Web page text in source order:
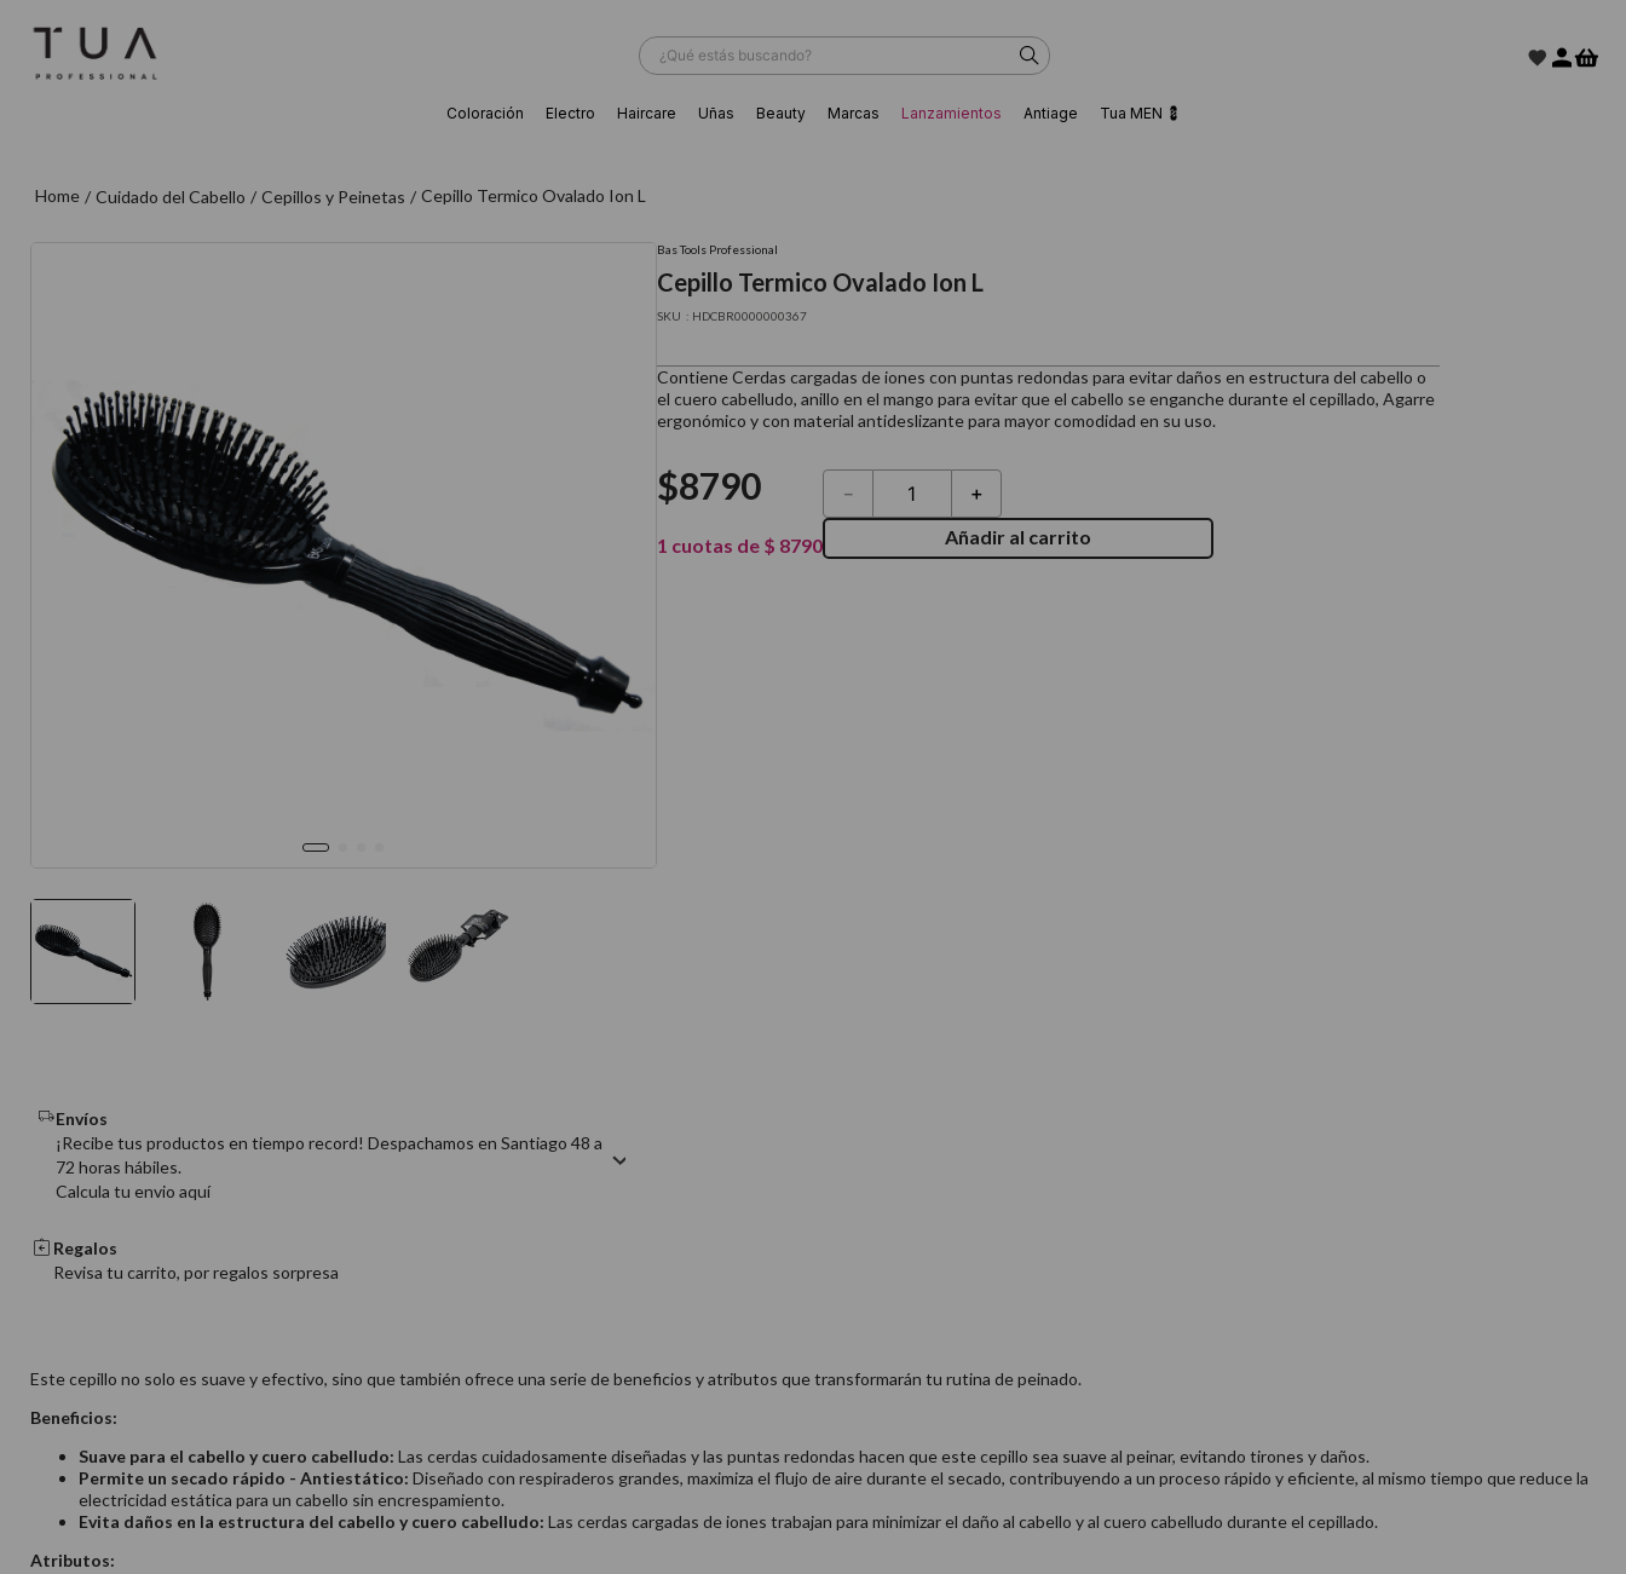
¿Qué estás buscando?
Coloración Electro Haircare Uñas Beauty Marcas Lanzamientos Antiage Tua MEN 💈
Cuidado del Cabello Cepillos y Peinetas Cepillo Termico Ovalado Ion L
Envíos
¡Recibe tus productos en tiempo record! Despachamos en Santiago 48 a
72 horas hábiles.
Calcula tu envio aquí
Regalos
Revisa tu carrito, por regalos sorpresa
Bas Tools Professional
Cepillo Termico Ovalado Ion L
: HDCBR0000000367
Contiene Cerdas cargadas de iones con puntas redondas para evitar daños en estructura del cabello o
el cuero cabelludo, anillo en el mango para evitar que el cabello se enganche durante el cepillado, Agarre
ergonómico y con material antideslizante para mayor comodidad en su uso.
$8790
1 cuotas de $ 8790
＋
－
Añadir al carrito
Este cepillo no solo es suave y efectivo, sino que también ofrece una serie de beneficios y atributos que transformarán tu rutina de peinado.
Beneficios:
Suave para el cabello y cuero cabelludo: Las cerdas cuidadosamente diseñadas y las puntas redondas hacen que este cepillo sea suave al peinar, evitando tirones y daños.
Permite un secado rápido - Antiestático: Diseñado con respiraderos grandes, maximiza el flujo de aire durante el secado, contribuyendo a un proceso rápido y eficiente, al mismo tiempo que reduce la
electricidad estática para un cabello sin encrespamiento.
Evita daños en la estructura del cabello y cuero cabelludo: Las cerdas cargadas de iones trabajan para minimizar el daño al cabello y al cuero cabelludo durante el cepillado.
Atributos: